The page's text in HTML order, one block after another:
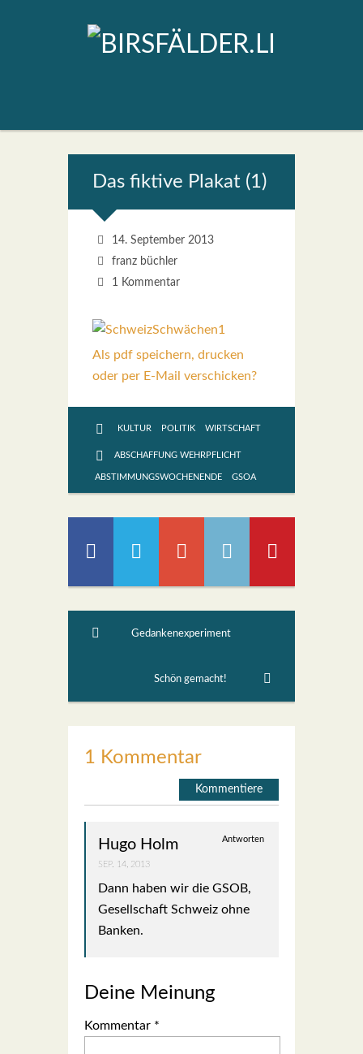
Das fik­ti­ve Pla­kat (1)
14. September 2013
franz büchler
1 Kommentar
Als pdf speichern, drucken
oder per E-Mail verschicken?
KULTUR POLITIK WIRTSCHAFT
ABSCHAFFUNG WEHRPFLICHT
ABSTIMMUNGSWOCHENENDE GSOA
Gedankenexperiment
Schön gemacht!
1 Kommentar
Kommentiere
Hugo Holm Antworten
SEP. 14, 2013
Dann haben wir die GSOB,
Gesell­schaft Schweiz ohne
Ban­ken.
Deine Meinung
Kommentar *